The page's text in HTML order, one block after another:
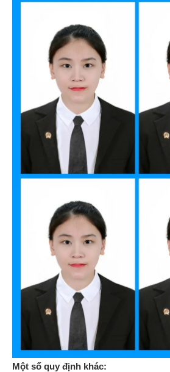
Một số quy định khác: